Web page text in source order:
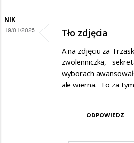
NIK
19/01/2025 Tło zdjęcia
A na zdjęciu za
zwolenniczka,
wyborach
ale wierna. To za
ODPOWIEDZ